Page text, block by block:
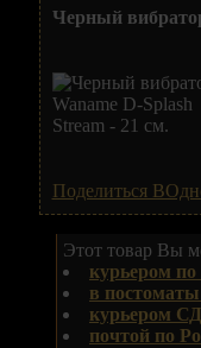
Черный
Поделиться
Этот товар Вы
курьером
в
курьером
почтой по